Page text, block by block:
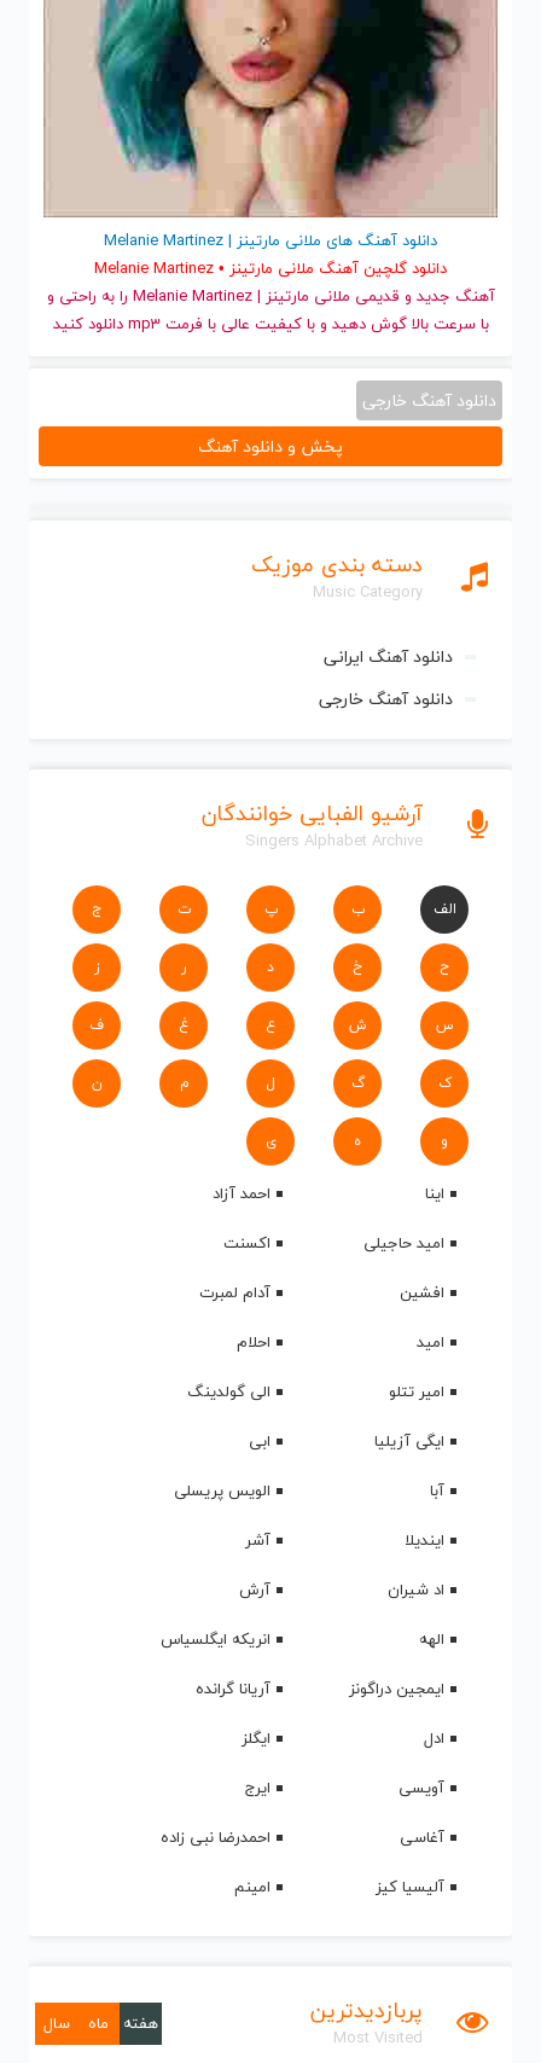
دسته بندی موزیک
Music Category
دانلود آهنگ ایرانی
دانلود آهنگ خارجی
آرشیو الفبایی خوانندگان
Singers Alphabet Archive
الف ب پ ت ج
ح خ د ر ز
س ش ع غ ف
ک گ ل م ن
و ه ی
اینا
احمد آزاد
امید حاجیلی
اکسنت
افشین
آدام لمبرت
امید
احلام
امیر تتلو
الی گولدینگ
ایگی آزیلیا
ابی
آبا
الویس پریسلی
ایندیلا
آشر
اد شیران
آرش
الهه
انریکه ایگلسیاس
ایمجین دراگونز
آریانا گرانده
ادل
ایگلز
آویسی
ایرج
آغاسی
احمدرضا نبی زاده
آلیسیا کیز
امینم
پربازدیدترین
Most Visited
هفته ماه سال
دانلود آهنگ های ملانی مارتینز | Melanie Martinez
دانلود گلچین آهنگ ملانی مارتینز • Melanie Martinez
آهنگ جدید
و قدیمی ملانی مارتینز | Melanie Martinez را به راحتی و
با سرعت بالا گوش دهید و با کیفیت عالی با فرمت mp3 دانلود کنید
دانلود آهنگ خارجی
پخش و دانلود آهنگ